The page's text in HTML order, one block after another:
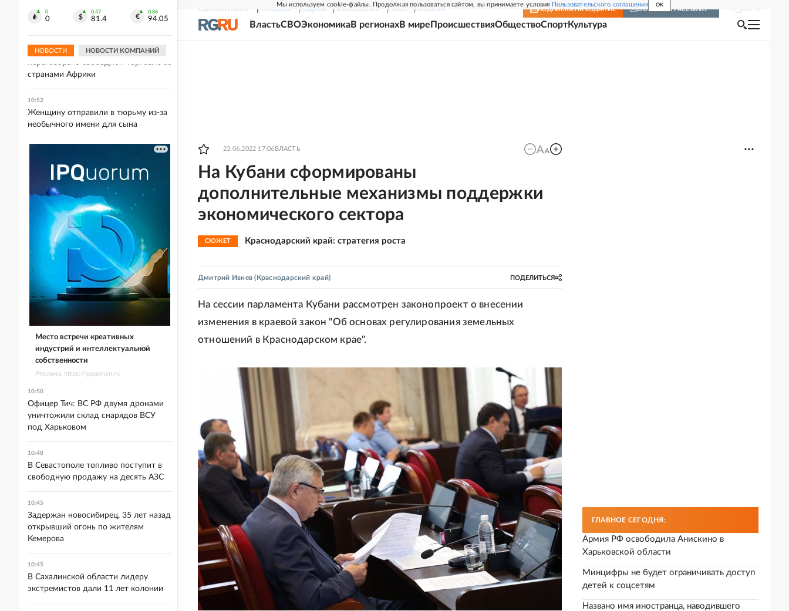
Мы используем cookie-файлы. Продолжая пользоваться сайтом, вы принимаете условия Пользовательского соглашения OK
СВЕЖИЙ НОМЕР РГ-НЕДЕЛЯ РОДИНА ПРИЛОЖЕНИЯ СОЮЗ НОВОСТИ ПОДПИСКА НА ИЗДАНИЕ ВКЛЮЧИТЬ РАССЫЛКУ
ВластьСВОЭкономикаВ регионахВ мире ПроисшествияОбществоСпортКультура
23.06.2022 17:06 ВЛАСТЬ
На Кубани сформированы
дополнительные механизмы поддержки
экономического сектора
СЮЖЕТ Краснодарский край: стратегия роста
Дмитрий Ивнев (Краснодарский край) ПОДЕЛИТЬСЯ
На сессии парламента Кубани рассмотрен законопроект о внесении
изменения в краевой закон "Об основах регулирования земельных
отношений в Краснодарском крае".
ГЛАВНОЕ СЕГОДНЯ:
Армия РФ освободила Анискино в
Харьковской области
Минцифры не будет ограничивать доступ
детей к соцсетям
Названо имя иностранца, наводившего
0
0
0.47
81.4
0.86
94.05
НОВОСТИ НОВОСТИ КОМПАНИЙ
свежих грибов при покупке
Оверчук: ЕАЭС намерен вести
переговоры о свободной торговле со
странами Африки
10:52
Женщину отправили в тюрьму из-за
необычного имени для сына
Место встречи креативных
индустрий и интеллектуальной
собственности
Реклама. https://ipquorum.ru
10:50
Офицер Тич: ВС РФ двумя дронами
уничтожили склад снарядов ВСУ
под Харьковом
10:48
В Севастополе топливо поступит в
свободную продажу на десять АЗС
10:45
Задержан новосибирец, 35 лет назад
открывший огонь по жителям
Кемерова
10:45
В Сахалинской области лидеру
экстремистов дали 11 лет колонии